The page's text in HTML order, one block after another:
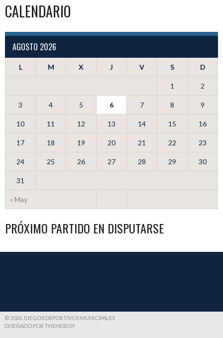
CALENDARIO
AGOSTO 2026
L M X J V S D
« May
1 2
3 4 5 6 7 8 9
10 11 12 13 14 15 16
17 18 19 20 21 22 23
24 25 26 27 28 29 30
31
PRÓXIMO PARTIDO EN DISPUTARSE
© 2026 JUEGOS DEPORTIVOS MUNICIPALES
DISEÑADO POR THEMEBOY